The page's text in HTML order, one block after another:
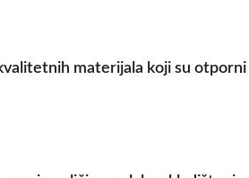
materijala koji su